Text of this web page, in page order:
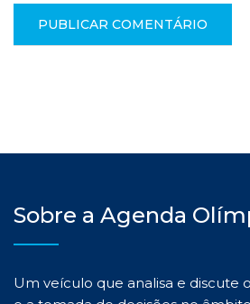
Sobre a Agenda
Um veículo que analisa e discute